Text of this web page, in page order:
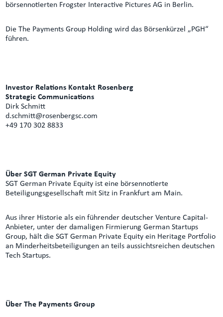
börsennotierten Frogster Interactive Pictures AG in Berlin.
Die The Payments Group Holding wird das Börsenkürzel „PGH“
führen.
Investor Relations Kontakt Rosenberg
Strategic Communications
Dirk Schmitt
d.schmitt@rosenbergsc.com
+49 170 302 8833
Über SGT German Private Equity
SGT German Private Equity ist eine börsennotierte
Beteiligungsgesellschaft mit Sitz in Frankfurt am Main.
Aus ihrer Historie als ein führender deutscher Venture Capital-
Anbieter, unter der damaligen Firmierung German Startups
Group, hält die SGT German Private Equity ein Heritage Portfolio
an Minderheitsbeteiligungen an teils aussichtsreichen deutschen
Tech Startups.
Über The Payments Group